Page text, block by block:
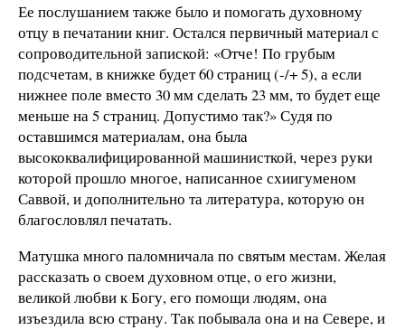
Ее послушанием также было и помогать духовному
отцу в печатании книг. Остался первичный материал с
сопроводительной запиской: «Отче! По грубым
подсчетам, в книжке будет 60 страниц (-/+ 5), а если
нижнее поле вместо 30 мм сделать 23 мм, то будет еще
меньше на 5 страниц. Допустимо так?» Судя по
оставшимся материалам, она была
высококвалифицированной машинисткой, через руки
которой прошло многое, написанное схиигуменом
Саввой, и дополнительно та литература, которую он
благословлял печатать.
Матушка много паломничала по святым местам. Желая
рассказать о своем духовном отце, о его жизни,
великой любви к Богу, его помощи людям, она
изъездила всю страну. Так побывала она и на Севере, и